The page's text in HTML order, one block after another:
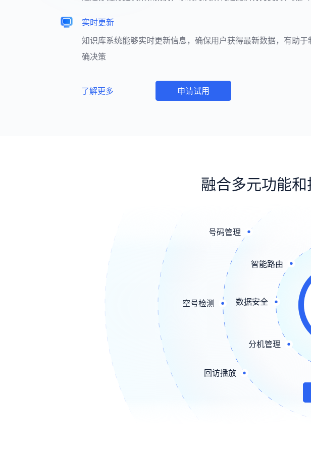
实时更新
知识库系统能够实时更新信息，确保用户获得最新数据，有助于
确决策
了解更多 申请试用
融合多元功能
智能路由
数据安全
分机管理
号码管理
空号检测
回访播放